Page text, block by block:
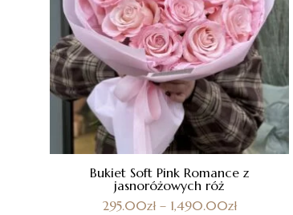
Bukiet Soft Pink Romance z
jasnoróżowych róż
295.00zł– 1,490.00zł